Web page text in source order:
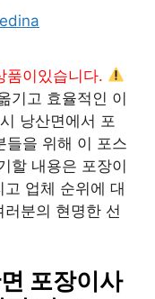
품이있습니다.
기고 효율적인 이
낭산면에서 포
들을 위해 이 포스
할 내용은 포장이
업체 순위에 대
분의 현명한 선
포장이사